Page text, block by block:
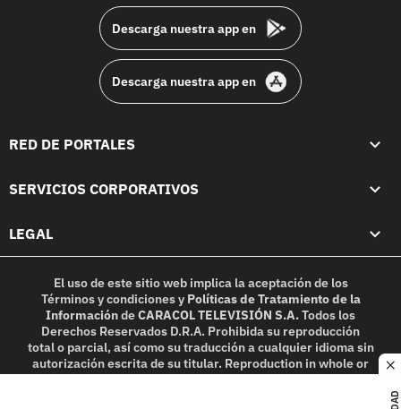
Descarga nuestra app en
Descarga nuestra app en
RED DE PORTALES
SERVICIOS CORPORATIVOS
LEGAL
El uso de este sitio web implica la aceptación de los
Términos y condicionesy Políticas de Tratamiento de la
InformacióndeCARACOL TELEVISIÓN S.A.Todos los
Derechos Reservados D.R.A. Prohibida su reproducción
total o parcial, así como su traducción a cualquier idioma sin
autorización escrita de su titular. Reproduction in whole or